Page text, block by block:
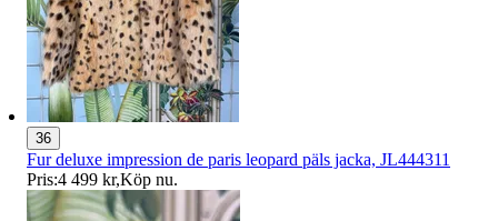
36
Fur deluxe impression de paris leopard päls jacka, JL444311
Pris:4 499 kr,Köp nu.